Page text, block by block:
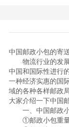
中国邮政小包的寄
物流行业的发展
中国和国际性进行
一种经济实惠的国
域的各种各样邮政
大家介绍一下中国
一、中国邮政小
①邮政小包重量